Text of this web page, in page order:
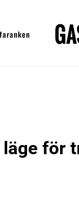
för